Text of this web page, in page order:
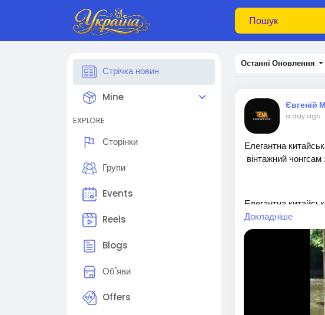
Стрічка новин
Mine
EXPLORE
Сторінки
Групи
Events
Reels
Blogs
Об'яви
Offers
Останні Оновлення
Євгеній
a day ago
Елегантна
вінтажний
Елегантна
традиційний
мандарином,
👉 Посилання на
🎉 Вартість
⚠️ Знижки можуть
Докладніше